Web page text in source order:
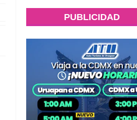
PUBLICIDAD